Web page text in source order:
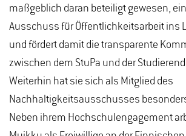
maßgeblich daran beteiligt gewesen,
Ausschuss für Öffentlichkeitsarbeit ins
und fördert damit die transparente
zwischen dem StuPa und der
Weiterhin hat sie sich als Mitglied des
Nachhaltigkeitsausschusses
Neben ihrem Hochschulengagement